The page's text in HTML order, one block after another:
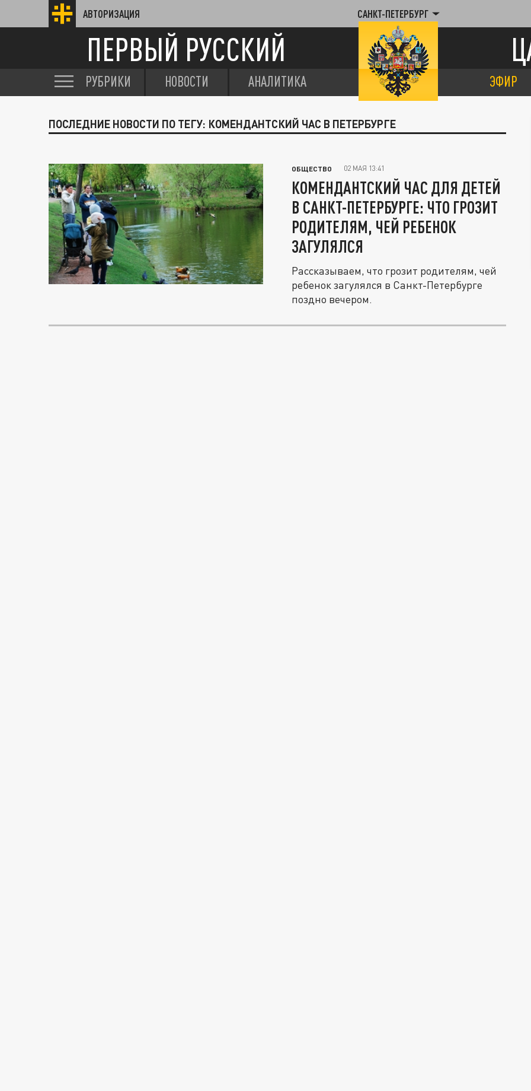
АВТОРИЗАЦИЯ САНКТ-ПЕТЕРБУРГ
ПЕРВЫЙ РУССКИЙ
РУБРИКИ НОВОСТИ АНАЛИТИКА ЭФИР
ПОСЛЕДНИЕ НОВОСТИ ПО ТЕГУ: КОМЕНДАНТСКИЙ ЧАС В ПЕТЕРБУРГЕ
ОБЩЕСТВО 02 МАЯ 13:41
КОМЕНДАНТСКИЙ ЧАС ДЛЯ ДЕТЕЙ
В САНКТ-ПЕТЕРБУРГЕ: ЧТО ГРОЗИТ
РОДИТЕЛЯМ, ЧЕЙ РЕБЕНОК
ЗАГУЛЯЛСЯ
Рассказываем, что грозит родителям, чей
ребенок загулялся в Санкт-Петербурге
поздно вечером.